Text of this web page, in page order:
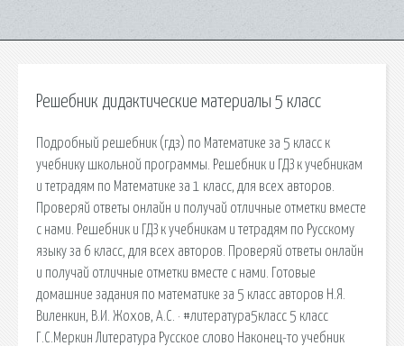
Решебник дидактические материалы 5 класс
Подробный решебник (гдз) по Математике за 5 класс к
учебнику школьной программы. Решебник и ГДЗ к учебникам
и тетрадям по Математике за 1 класс, для всех авторов.
Проверяй ответы онлайн и получай отличные отметки вместе
с нами. Решебник и ГДЗ к учебникам и тетрадям по Русскому
языку за 6 класс, для всех авторов. Проверяй ответы онлайн
и получай отличные отметки вместе с нами. Готовые
домашние задания по математике за 5 класс авторов Н.Я.
Виленкин, В.И. Жохов, А.С. · #литература5класс 5 класс
Г.С.Меркин Литература Русское слово Наконец-то учебник